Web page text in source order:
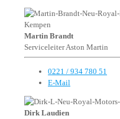
Martin Brandt
Serviceleiter Aston Martin
0221 / 934 780 51
E-Mail
Dirk Laudien